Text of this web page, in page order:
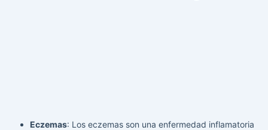
Eczemas: Los eczemas son una enfermedad inflamatoria